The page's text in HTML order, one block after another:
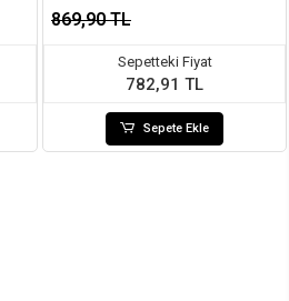
869,90 TL
Sepetteki Fiyat
782,91 TL
Sepete Ekle